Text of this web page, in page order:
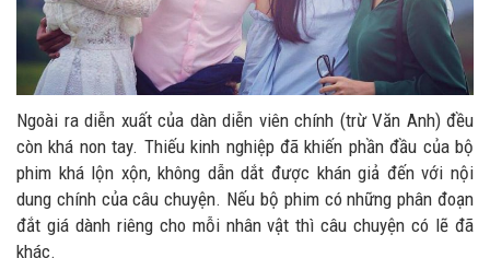
Ngoài ra diễn xuất của dàn diễn viên chính (trừ Văn Anh) đều
còn khá non tay. Thiếu kinh nghiệp đã khiến phần đầu của bộ
phim khá lộn xộn, không dẫn dắt được khán giả đến với nội
dung chính của câu chuyện. Nếu bộ phim có những phân đoạn
đắt giá dành riêng cho mỗi nhân vật thì câu chuyện có lẽ đã
khác.